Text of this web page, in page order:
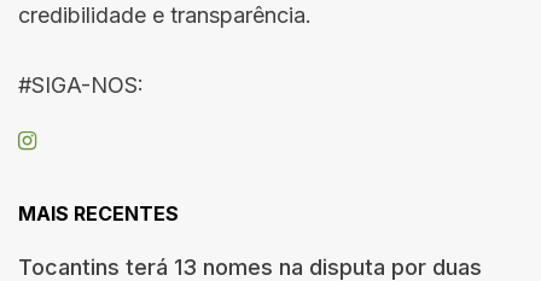
credibilidade e transparência.
#SIGA-NOS:
MAIS RECENTES
Tocantins terá 13 nomes na disputa por duas